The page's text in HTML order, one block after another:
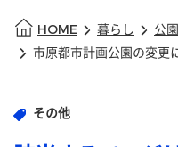
HOME 暮らし 公園
その他